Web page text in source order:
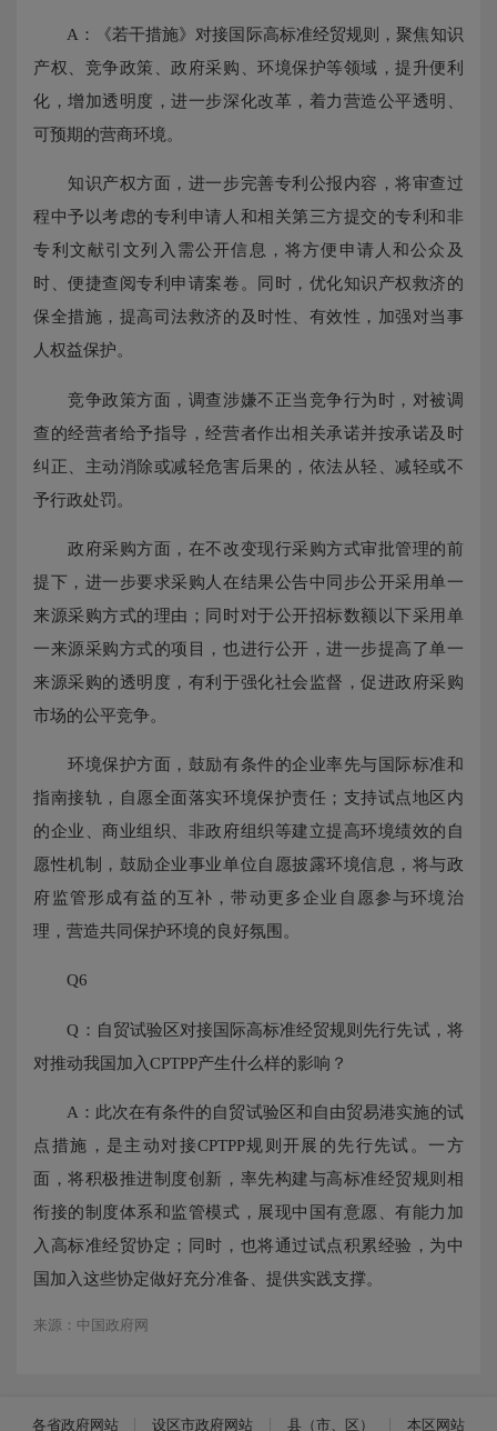
A：《若干措施》对接国际高标准经贸规则，聚焦知识
产权、竞争政策、政府采购、环境保护等领域，提升便利
化，增加透明度，进一步深化改革，着力营造公平透明、
可预期的营商环境。
知识产权方面，进一步完善专利公报内容，将审查过
程中予以考虑的专利申请人和相关第三方提交的专利和非
专利文献引文列入需公开信息，将方便申请人和公众及
时、便捷查阅专利申请案卷。同时，优化知识产权救济的
保全措施，提高司法救济的及时性、有效性，加强对当事
人权益保护。
竞争政策方面，调查涉嫌不正当竞争行为时，对被调
查的经营者给予指导，经营者作出相关承诺并按承诺及时
纠正、主动消除或减轻危害后果的，依法从轻、减轻或不
予行政处罚。
政府采购方面，在不改变现行采购方式审批管理的前
提下，进一步要求采购人在结果公告中同步公开采用单一
来源采购方式的理由；同时对于公开招标数额以下采用单
一来源采购方式的项目，也进行公开，进一步提高了单一
来源采购的透明度，有利于强化社会监督，促进政府采购
市场的公平竞争。
环境保护方面，鼓励有条件的企业率先与国际标准和
指南接轨，自愿全面落实环境保护责任；支持试点地区内
的企业、商业组织、非政府组织等建立提高环境绩效的自
愿性机制，鼓励企业事业单位自愿披露环境信息，将与政
府监管形成有益的互补，带动更多企业自愿参与环境治
理，营造共同保护环境的良好氛围。
Q6
Q：自贸试验区对接国际高标准经贸规则先行先试，将
对推动我国加入CPTPP产生什么样的影响？
A：此次在有条件的自贸试验区和自由贸易港实施的试
点措施，是主动对接CPTPP规则开展的先行先试。一方
面，将积极推进制度创新，率先构建与高标准经贸规则相
衔接的制度体系和监管模式，展现中国有意愿、有能力加
入高标准经贸协定；同时，也将通过试点积累经验，为中
国加入这些协定做好充分准备、提供实践支撑。
来源：中国政府网
各省政府网站 设区市政府网站 县（市、区） 本区网站